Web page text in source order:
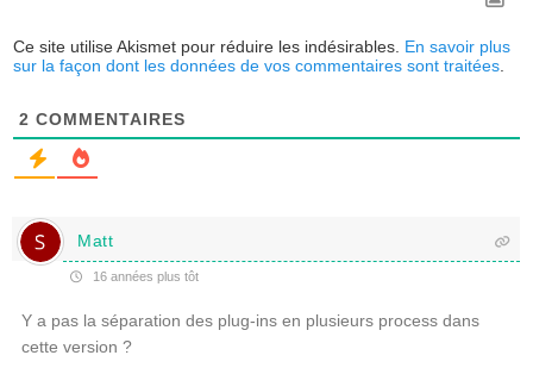
Ce site utilise Akismet pour réduire les indésirables. En savoir plus
sur la façon dont les données de vos commentaires sont traitées
2 COMMENTAIRES
Matt
16 années plus tôt
Y a pas la séparation des plug-ins en plusieurs process dans
cette version ?